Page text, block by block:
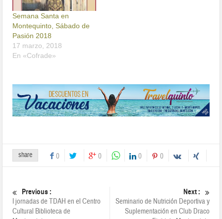
Semana Santa en
Montequinto, Sábado de
Pasión 2018
17 marzo, 2018
En «Cofrade»
share
I jornadas de TDAH en el Centro
Cultural Biblioteca de
Montequinto.
Seminario de Nutrición Deportiva y
Suplementación en Club Draco
Fight de Montequinto